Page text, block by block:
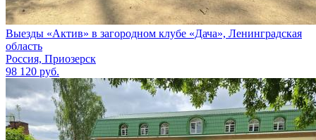
Выезды «Актив» в загородном клубе «Дача», Ленинградская
область
Россия, Приозерск
98 120 руб.